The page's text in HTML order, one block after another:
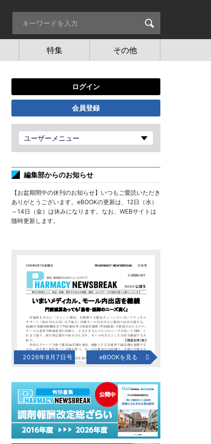
特集 その他
ログイン
会員登録
ユーザーメニュー
編集部からのお知らせ
【お盆期間中の休刊のお知らせ】いつもご愛読いただき
ありがとうございます。eBOOKの更新は、12日（水）
～14日（金）は休みになります。なお、WEBサイトは
随時更新します。
2026年8月7日号 eBOOKを見る